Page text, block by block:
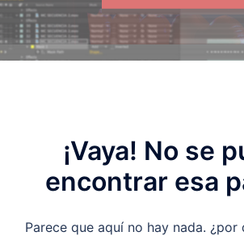
¡Vaya! No se
encontrar esa
Parece que aquí no hay nada. ¿por